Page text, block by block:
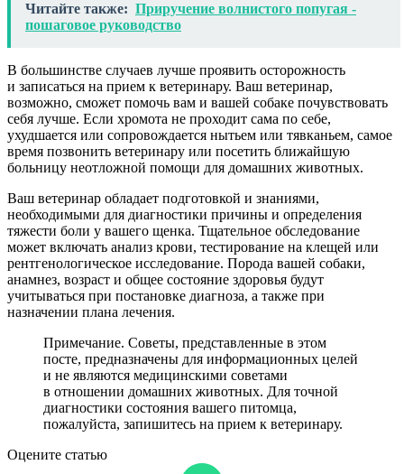
Читайте также: Приручение волнистого попугая -
пошаговое руководство
В большинстве случаев лучше проявить осторожность
и записаться на прием к ветеринару. Ваш ветеринар,
возможно, сможет помочь вам и вашей собаке почувствовать
себя лучше. Если хромота не проходит сама по себе,
ухудшается или сопровождается нытьем или тявканьем, самое
время позвонить ветеринару или посетить ближайшую
больницу неотложной помощи для домашних животных.
Ваш ветеринар обладает подготовкой и знаниями,
необходимыми для диагностики причины и определения
тяжести боли у вашего щенка. Тщательное обследование
может включать анализ крови, тестирование на клещей или
рентгенологическое исследование. Порода вашей собаки,
анамнез, возраст и общее состояние здоровья будут
учитываться при постановке диагноза, а также при
назначении плана лечения.
Примечание. Советы, представленные в этом
посте, предназначены для информационных целей
и не являются медицинскими советами
в отношении домашних животных. Для точной
диагностики состояния вашего питомца,
пожалуйста, запишитесь на прием к ветеринару.
Оцените статью